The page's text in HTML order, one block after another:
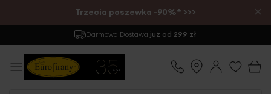
Trzecia poszewka -90%* >>> ×
Darmowa Dostawa już od 299 zł